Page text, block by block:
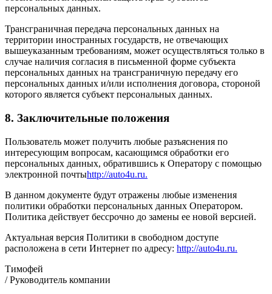
персональных данных.
Трансграничная передача персональных данных на
территории иностранных государств, не отвечающих
вышеуказанным требованиям, может осуществляться только в
случае наличия согласия в письменной форме субъекта
персональных данных на трансграничную передачу его
персональных данных и/или исполнения договора, стороной
которого является субъект персональных данных.
8. Заключительные положения
Пользователь может получить любые разъяснения по
интересующим вопросам, касающимся обработки его
персональных данных, обратившись к Оператору с помощью
электронной почтыhttp://auto4u.ru.
В данном документе будут отражены любые изменения
политики обработки персональных данных Оператором.
Политика действует бессрочно до замены ее новой версией.
Актуальная версия Политики в свободном доступе
расположена в сети Интернет по адресу: http://auto4u.ru.
Тимофей
/ Руководитель компании